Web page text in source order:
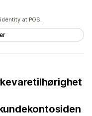
at POS.